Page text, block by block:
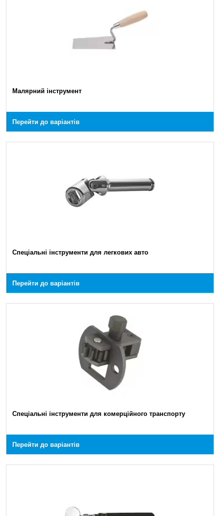
Малярний інструмент
Перейти до варіантів
Спеціальні інструменти для легкових авто
Перейти до варіантів
Спеціальні інструменти для комерційного транспорту
Перейти до варіантів